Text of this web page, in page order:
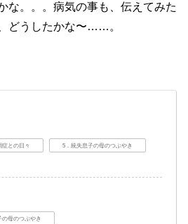
な。。。病気の事も、伝えてみた
どうしたかな〜……。
症との日々 5．統失息子の母のつぶやき
の母のつぶやき